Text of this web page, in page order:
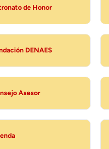
de Honor
DENAES
Asesor